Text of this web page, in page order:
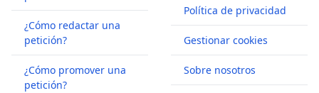
¿Cómo redactar una
petición?
¿Cómo promover una
petición?
Política de privacidad
Gestionar cookies
Sobre nosotros